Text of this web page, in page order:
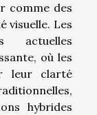
comme des
visuelle. Les
actuelles
où les
leur clarté
hybrides